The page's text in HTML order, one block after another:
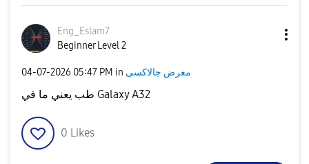
Eng_Eslam7
Beginner Level 2
‎04-07-2026 05:47 PM in معرض جالاكسى
طب يعني ما في Galaxy A32
0 Likes